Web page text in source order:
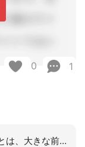
0 1
ご回答ありがとうございます。５日間とは、大きな前進ですね。10日間隔離は、本人に